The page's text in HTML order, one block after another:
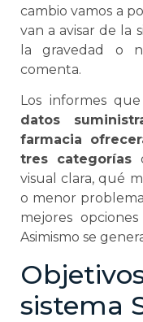
cambio vamos a
van a avisar de la
la gravedad o
comenta.
Los informes
datos
farmacia
tres categorías
visual clara, qué
o menor
mejores
Asimismo se
sistema